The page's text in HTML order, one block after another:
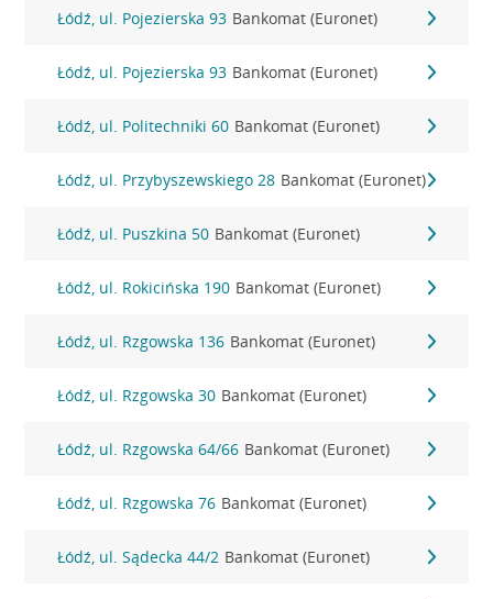
Łódź, ul. Pojezierska 93 Bankomat (Euronet)
Łódź, ul. Pojezierska 93 Bankomat (Euronet)
Łódź, ul. Politechniki 60 Bankomat (Euronet)
Łódź, ul. Przybyszewskiego 28 Bankomat (Euronet)
Łódź, ul. Puszkina 50 Bankomat (Euronet)
Łódź, ul. Rokicińska 190 Bankomat (Euronet)
Łódź, ul. Rzgowska 136 Bankomat (Euronet)
Łódź, ul. Rzgowska 30 Bankomat (Euronet)
Łódź, ul. Rzgowska 64/66 Bankomat (Euronet)
Łódź, ul. Rzgowska 76 Bankomat (Euronet)
Łódź, ul. Sądecka 44/2 Bankomat (Euronet)